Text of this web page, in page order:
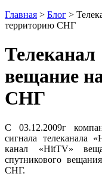
Главная > Блог >
территорию СНГ
вещание
СНГ
С 03.12.2009г
сигнала телеканала
канал «HitTV»
спутникового
СНГ.